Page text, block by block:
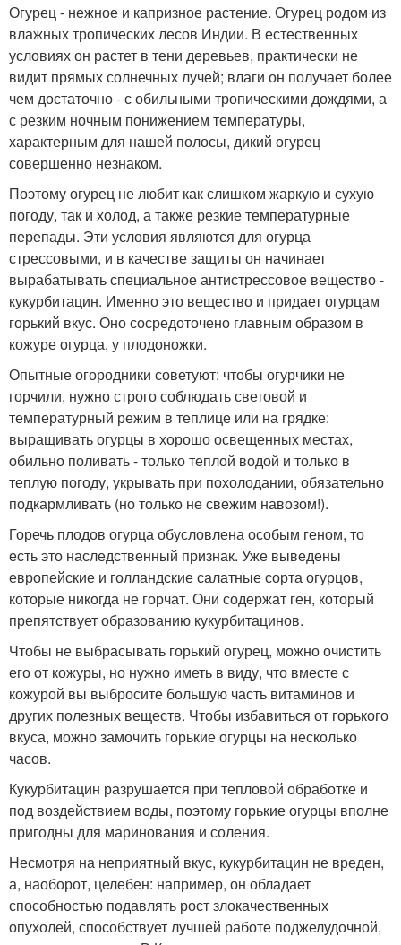
Огурец - нежное и капризное растение. Огурец родом из
влажных тропических лесов Индии. В естественных
условиях он растет в тени деревьев, практически не
видит прямых солнечных лучей; влаги он получает более
чем достаточно - с обильными тропическими дождями, а
с резким ночным понижением температуры,
характерным для нашей полосы, дикий огурец
совершенно незнаком.
Поэтому огурец не любит как слишком жаркую и сухую
погоду, так и холод, а также резкие температурные
перепады. Эти условия являются для огурца
стрессовыми, и в качестве защиты он начинает
вырабатывать специальное антистрессовое вещество -
кукурбитацин. Именно это вещество и придает огурцам
горький вкус. Оно сосредоточено главным образом в
кожуре огурца, у плодоножки.
Опытные огородники советуют: чтобы огурчики не
горчили, нужно строго соблюдать световой и
температурный режим в теплице или на грядке:
выращивать огурцы в хорошо освещенных местах,
обильно поливать - только теплой водой и только в
теплую погоду, укрывать при похолодании, обязательно
подкармливать (но только не свежим навозом!).
Горечь плодов огурца обусловлена особым геном, то
есть это наследственный признак. Уже выведены
европейские и голландские салатные сорта огурцов,
которые никогда не горчат. Они содержат ген, который
препятствует образованию кукурбитацинов.
Чтобы не выбрасывать горький огурец, можно очистить
его от кожуры, но нужно иметь в виду, что вместе с
кожурой вы выбросите большую часть витаминов и
других полезных веществ. Чтобы избавиться от горького
вкуса, можно замочить горькие огурцы на несколько
часов.
Кукурбитацин разрушается при тепловой обработке и
под воздействием воды, поэтому горькие огурцы вполне
пригодны для маринования и соления.
Несмотря на неприятный вкус, кукурбитацин не вреден,
а, наоборот, целебен: например, он обладает
способностью подавлять рост злокачественных
опухолей, способствует лучшей работе поджелудочной,